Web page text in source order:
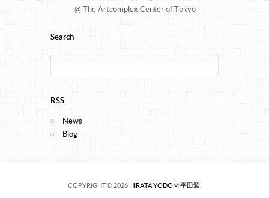
@ The Artcomplex Center of Tokyo
Search
RSS
News
Blog
COPYRIGHT © 2026 HIRATA YODOM 平田澱